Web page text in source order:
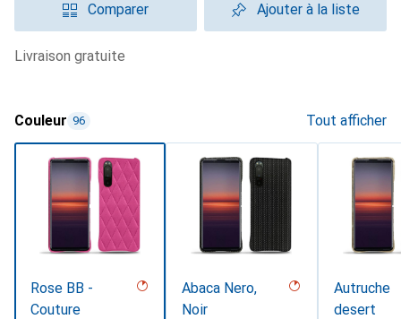
Comparer Ajouter à la liste
livraison gratuite
Couleur 96 Tout afficher
Rose BB -
Couture
Abaca Nero,
Noir
Autruche
desert